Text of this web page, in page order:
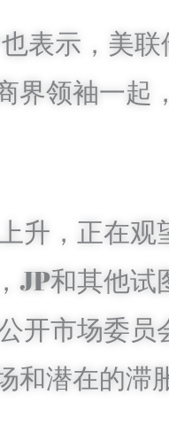
表示，美
界领袖一起
升，正在观
JP和其他
开市场委员
潜在的滞